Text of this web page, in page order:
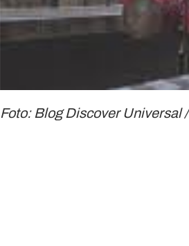
Foto: Blog Discover Universal